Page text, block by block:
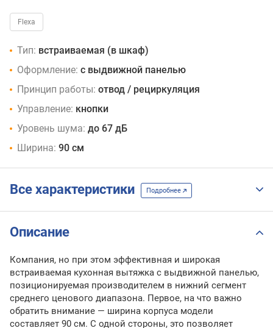
Flexa
Тип: встраиваемая (в шкаф)
Оформление: с выдвижной панелью
Принцип работы: отвод / рециркуляция
Управление: кнопки
Уровень шума: до 67 дБ
Ширина: 90 см
Все характеристики Подробнее
Описание
Компания, но при этом эффективная и широкая
встраиваемая кухонная вытяжка с выдвижной панелью,
позиционируемая производителем в нижний сегмент
среднего ценового диапазона. Первое, на что важно
обратить внимание — ширина корпуса модели
составляет 90 см. С одной стороны, это позволяет